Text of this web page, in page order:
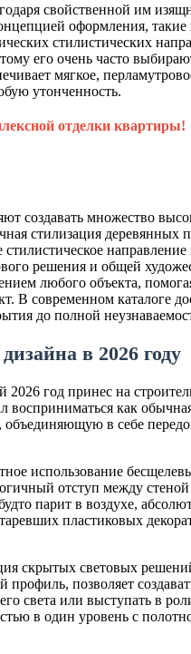
свойственной им
оформления,
стилистических
его очень часто
мягкое,
утонченность.
отделки квартиры!
создавать множество
стилизация деревянных
решения и общей
любого объекта,
В современном каталоге
до полной
в 2026 году
2026 год принес на
как обычная
в себе
использование
отступ между
парит в воздухе,
пластиковых
скрытых световых
позволяет
света или выступать в
в один уровень с